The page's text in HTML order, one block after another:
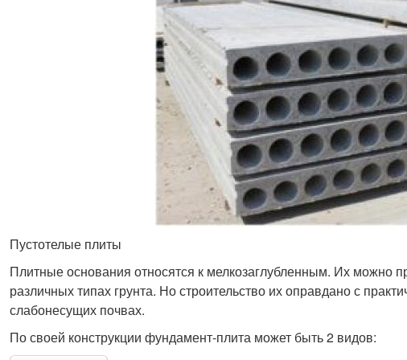
Пустотелые плиты
Плитные основания относятся к мелкозаглубленным. Их можно
различных типах грунта. Но строительство их оправдано с
слабонесущих почвах.
По своей конструкции фундамент-плита может быть 2 видов: